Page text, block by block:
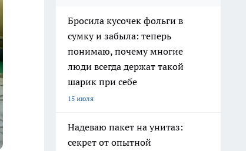
Бросила кусочек фольги в
сумку и забыла: теперь
понимаю, почему многие
люди всегда держат такой
шарик при себе
15 июля
Надеваю пакет на унитаз:
секрет от опытной